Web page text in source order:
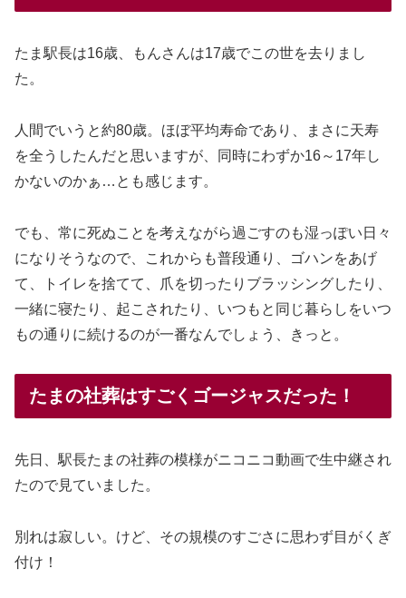
たま駅長は16歳、もんさんは17歳でこの世を去りまし
た。
人間でいうと約80歳。ほぼ平均寿命であり、まさに天寿
を全うしたんだと思いますが、同時にわずか16～17年し
かないのかぁ…とも感じます。
でも、常に死ぬことを考えながら過ごすのも湿っぽい日々
になりそうなので、これからも普段通り、ゴハンをあげ
て、トイレを捨てて、爪を切ったりブラッシングしたり、
一緒に寝たり、起こされたり、いつもと同じ暮らしをいつ
もの通りに続けるのが一番なんでしょう、きっと。
たまの社葬はすごくゴージャスだった！
先日、駅長たまの社葬の模様がニコニコ動画で生中継され
たので見ていました。
別れは寂しい。けど、その規模のすごさに思わず目がくぎ
付け！